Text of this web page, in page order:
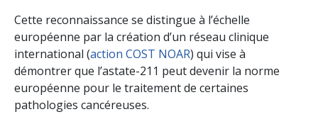
Cette reconnaissance se distingue à l’échelle
européenne par la création d’un réseau clinique
international (action COST NOAR) qui vise à
démontrer que l’astate-211 peut devenir la norme
européenne pour le traitement de certaines
pathologies cancéreuses.